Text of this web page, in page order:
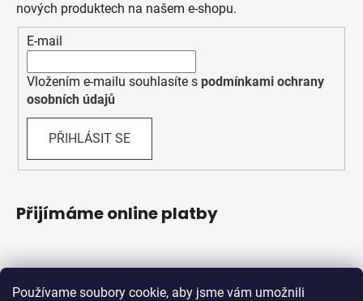
Používame soubory cookie, aby jsme vám umožnili
nových produktech na našem e-shopu.
E-mail
Vložením e-mailu souhlasíte s podmínkami ochrany
osobních údajů
PŘIHLÁSIT SE
Přijímáme online platby